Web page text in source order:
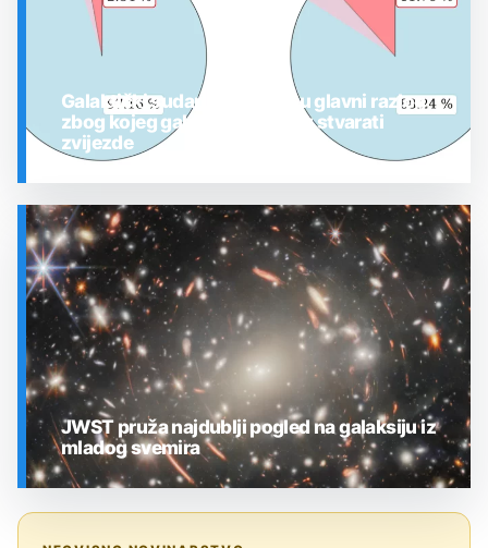
SVEMIR
Galaktički sudari možda nisu glavni razlog
zbog kojeg galaksije prestaju stvarati
zvijezde
JWST pruža najdublji pogled na galaksiju iz
mladog svemira